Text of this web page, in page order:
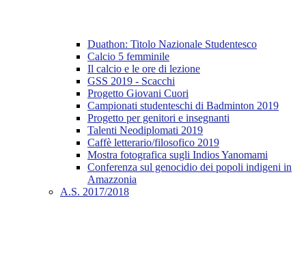
Duathon: Titolo Nazionale Studentesco
Calcio 5 femminile
Il calcio e le ore di lezione
GSS 2019 - Scacchi
Progetto Giovani Cuori
Campionati studenteschi di Badminton 2019
Progetto per genitori e insegnanti
Talenti Neodiplomati 2019
Caffè letterario/filosofico 2019
Mostra fotografica sugli Indios Yanomami
Conferenza sul genocidio dei popoli indigeni in
Amazzonia
A.S. 2017/2018